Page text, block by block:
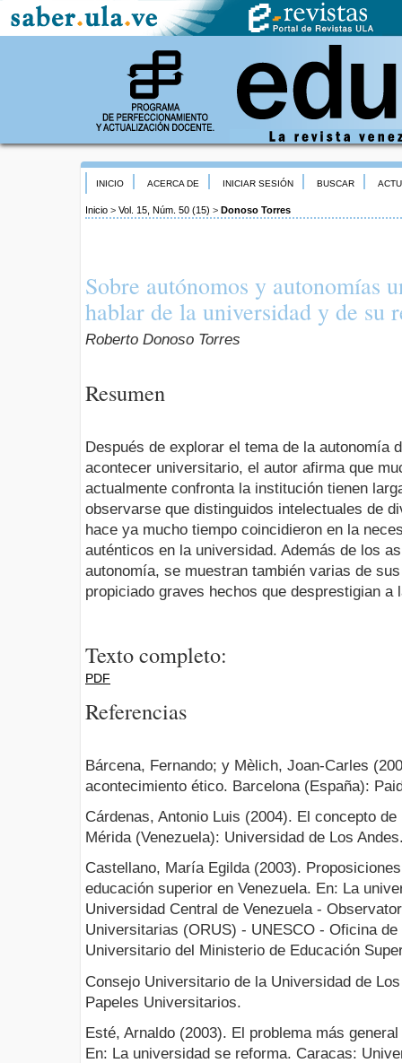
INICIO ACERCA DE INICIAR SESIÓN BUSCAR
Inicio > Vol. 15, Núm. 50 (15) > Donoso Torres
Sobre autónomos y autonomías
hablar de la universidad y de su
Roberto Donoso Torres
Resumen
Después de explorar el tema de la autonomía
acontecer universitario, el autor afirma que
actualmente confronta la institución tienen
observarse que distinguidos intelectuales de
hace ya mucho tiempo coincidieron en la
auténticos en la universidad. Además de los
autonomía, se muestran también varias de
propiciado graves hechos que desprestigian a
Texto completo:
PDF
Referencias
Bárcena, Fernando; y Mèlich, Joan-Carles
acontecimiento ético. Barcelona (España):
Cárdenas, Antonio Luis (2004). El concepto
Mérida (Venezuela): Universidad de Los
Castellano, María Egilda (2003).
educación superior en Venezuela. En: La
Universidad Central de Venezuela -
Universitarias (ORUS) - UNESCO - Oficina
Universitario del Ministerio de Educación
Consejo Universitario de la Universidad de
Papeles Universitarios.
Esté, Arnaldo (2003). El problema más
En: La universidad se reforma. Caracas: